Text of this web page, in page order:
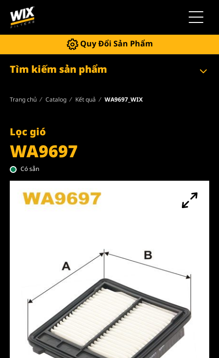
Quy Đổi Sản Phẩm
Tìm kiếm sản phẩm
Trang chủ Catalog Kết quả WA9697_WIX
Lọc gió
WA9697
Có sẵn